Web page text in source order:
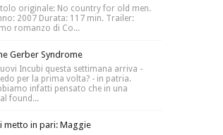
originale: No country for old men.
2007 Durata: 117 min. Trailer:
romanzo di Co...
Gerber Syndrome
Incubi questa settimana arriva -
per la prima volta? - in patria.
infatti pensato che in una
found...
metto in pari: Maggie